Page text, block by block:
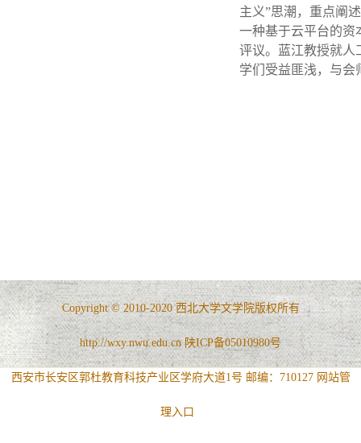
主义”思潮，重点阐
一种基于云平台的资
评议。蓝江教授就人
学们受益匪浅，与会
Copyright © 2010-2020 西北大学文学院版权所有
http://wxy.nwu.edu.cn 陕ICP备05010980号
西安市长安区郭杜教育科技产业区学府大道1号 邮编：710127 网站管
理入口